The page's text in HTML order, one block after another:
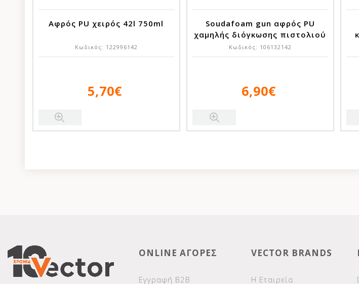
Αφρός PU χειρός 42l 750ml
Κωδικός: 122996142
5,70€
Soudafoam gun αφρός PU
χαμηλής διόγκωσης πιστολιού
750ml
Κωδικός: 106132142
6,90€
ONLINE ΑΓΟΡΕΣ
Εγγραφή Β2Β
VECTOR BRANDS
Η Εταιρεία